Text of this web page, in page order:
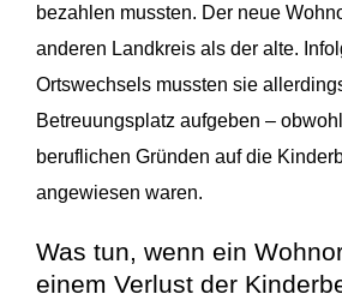
bezahlen mussten. Der neue
anderen Landkreis als der alte.
Ortswechsels mussten sie
Betreuungsplatz aufgeben –
beruflichen Gründen auf die
angewiesen waren.
Was tun, wenn ein
einem Verlust der